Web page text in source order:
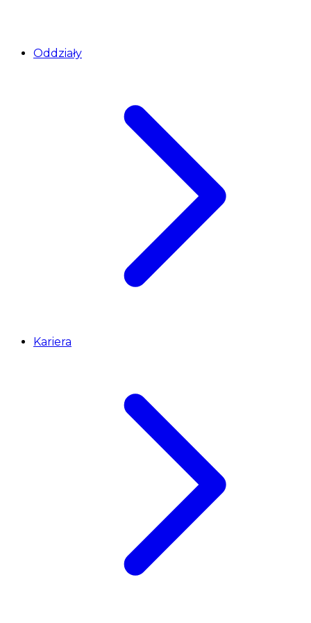
Oddziały
Kariera